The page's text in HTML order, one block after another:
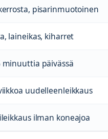
pisarinmuotoinen
laineikas, kiharret
minuuttia päivässä
uudelleenleikkaus
ilman koneajoa